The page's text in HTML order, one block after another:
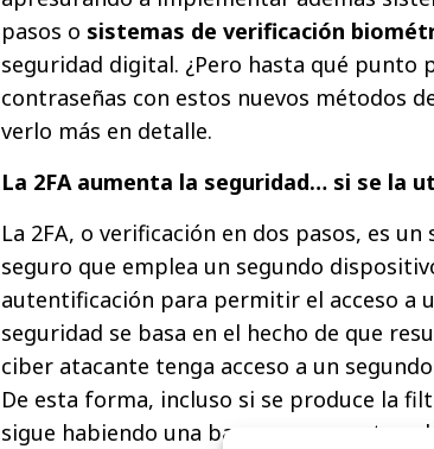
pasos o sistemas de verificación
seguridad digital. ¿Pero hasta qué punto
contraseñas con estos nuevos métodos
verlo más en detalle.
La 2FA aumenta la seguridad… si se la
La 2FA, o verificación en dos pasos, es
seguro que emplea un segundo
autentificación para permitir el acceso a
seguridad se basa en el hecho de que
ciber atacante tenga acceso a un
De esta forma, incluso si se produce la
sigue habiendo una barrera que protege